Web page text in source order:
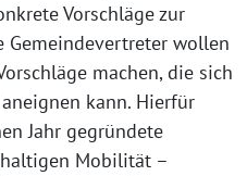
Vorschläge zur
Gemeindevertreter wollen
machen, die sich
kann. Hierfür
Jahr gegründete
Mobilität –